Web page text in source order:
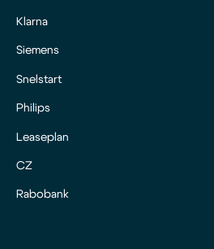
Klarna
Siemens
Snelstart
Philips
Leaseplan
CZ
Rabobank